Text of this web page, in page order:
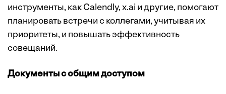
инструменты, как Calendly, x.ai и другие, помогают
планировать встречи с коллегами, учитывая их
приоритеты, и повышать эффективность
совещаний.
Документы с общим доступом